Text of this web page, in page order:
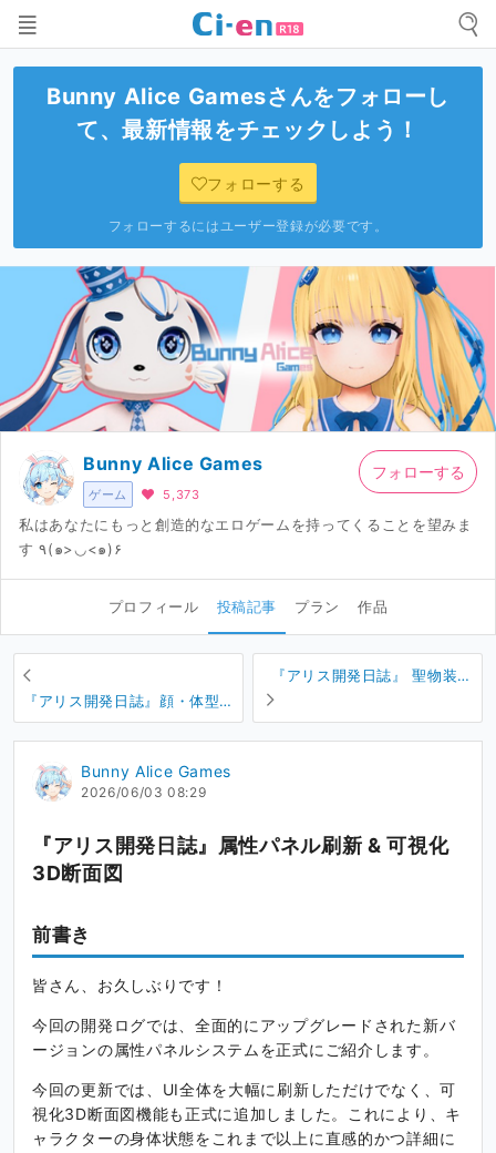
Bunny Alice Gamesさんをフォローし
て、最新情報をチェックしよう！
フォローする
フォローするにはユーザー登録が必要です。
ゲーム
Bunny Alice Games
5,373
私はあなたにもっと創造的なエロゲームを持ってくることを望みま
す ٩(๑>◡<๑)۶
フォローする
プロフィール 投稿記事 プラン 作品
『アリス開発日誌』顔・体型
調整 / 器官内異物 / 生理行動
『アリス開発日誌』 聖物装備
Bunny Alice Games
2026/06/03 08:29
『アリス開発日誌』属性パネル刷新 & 可視化
3D断面図
前書き
皆さん、お久しぶりです！
今回の開発ログでは、全面的にアップグレードされた新バ
ージョンの属性パネルシステムを正式にご紹介します。
今回の更新では、UI全体を大幅に刷新しただけでなく、可
視化3D断面図機能も正式に追加しました。これにより、キ
ャラクターの身体状態をこれまで以上に直感的かつ詳細に